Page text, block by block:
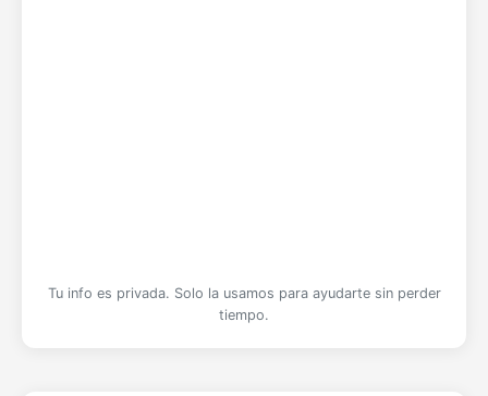
Tu info es privada. Solo la usamos para ayudarte sin perder
tiempo.